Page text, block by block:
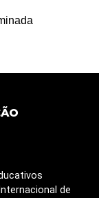
de